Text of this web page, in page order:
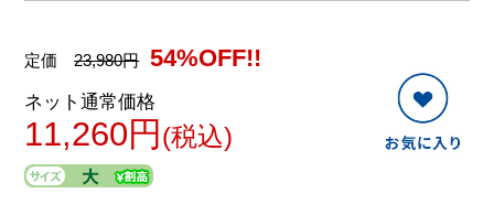
定価23,980円 54%OFF!!
ネット通常価格
11,260円 (税込)